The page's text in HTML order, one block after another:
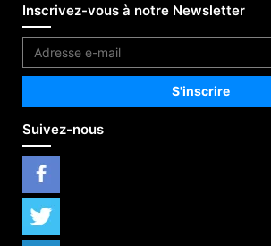
Inscrivez-vous à notre Newsletter
Suivez-nous